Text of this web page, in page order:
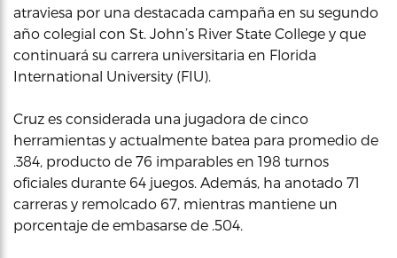
atraviesa por una destacada campaña en su segundo
año colegial con St. John’s River State College y que
continuará su carrera universitaria en Florida
International University (FIU).
Cruz es considerada una jugadora de cinco
herramientas y actualmente batea para promedio de
.384, producto de 76 imparables en 198 turnos
oficiales durante 64 juegos. Además, ha anotado 71
carreras y remolcado 67, mientras mantiene un
porcentaje de embasarse de .504.